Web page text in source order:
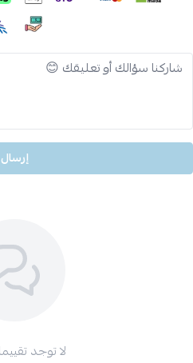
إرسال
لا توجد